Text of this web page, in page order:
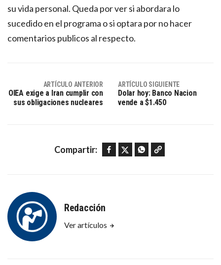
su vida personal. Queda por ver si abordara lo
sucedido en el programa o si optara por no hacer
comentarios publicos al respecto.
ARTÍCULO ANTERIOR
OIEA exige a Iran cumplir con
sus obligaciones nucleares
ARTÍCULO SIGUIENTE
Dolar hoy: Banco Nacion
vende a $1.450
Compartir: Facebook Twitter WhatsApp Copy link
Redacción
Ver artículos